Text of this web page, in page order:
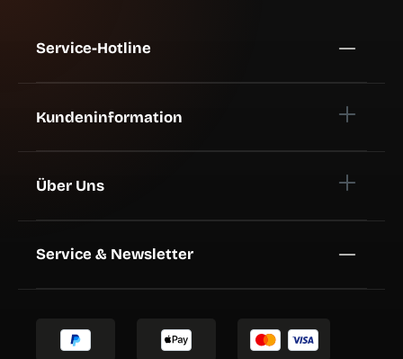
Service-Hotline
Kundeninformation
Über Uns
Service & Newsletter